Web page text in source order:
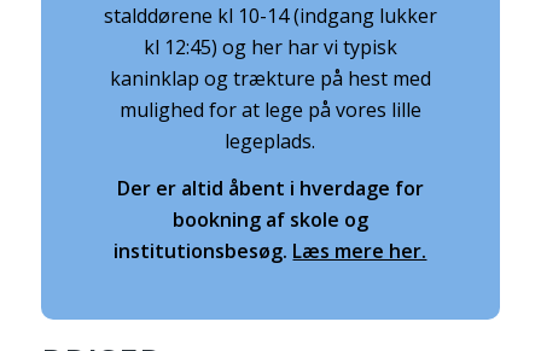
stalddørene kl 10-14 (indgang lukker
kl 12:45) og her har vi typisk
kaninklap og trækture på hest med
mulighed for at lege på vores lille
legeplads.
Der er altid åbent i hverdage for
bookning af skole og
institutionsbesøg. Læs mere her.